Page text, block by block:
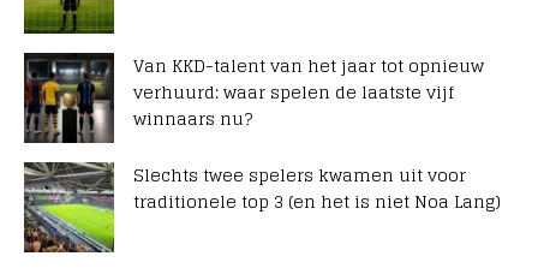
Van KKD-talent van het jaar tot opnieuw
verhuurd: waar spelen de laatste vijf
winnaars nu?
Slechts twee spelers kwamen uit voor
traditionele top 3 (en het is niet Noa Lang)